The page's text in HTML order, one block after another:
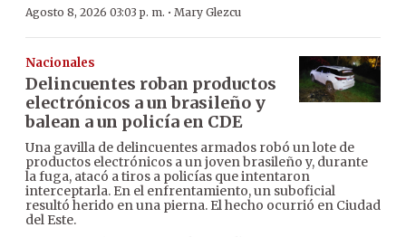
Agosto 8, 2026 03:03 p. m. · Mary Glezcu
Nacionales
Delincuentes roban productos
electrónicos a un brasileño y
balean a un policía en CDE
Una gavilla de delincuentes armados robó un lote de
productos electrónicos a un joven brasileño y, durante
la fuga, atacó a tiros a policías que intentaron
interceptarla. En el enfrentamiento, un suboficial
resultó herido en una pierna. El hecho ocurrió en Ciudad
del Este.